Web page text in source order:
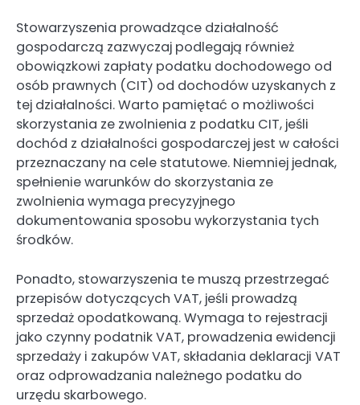
Stowarzyszenia prowadzące działalność
gospodarczą zazwyczaj podlegają również
obowiązkowi zapłaty podatku dochodowego od
osób prawnych (CIT) od dochodów uzyskanych z
tej działalności. Warto pamiętać o możliwości
skorzystania ze zwolnienia z podatku CIT, jeśli
dochód z działalności gospodarczej jest w całości
przeznaczany na cele statutowe. Niemniej jednak,
spełnienie warunków do skorzystania ze
zwolnienia wymaga precyzyjnego
dokumentowania sposobu wykorzystania tych
środków.
Ponadto, stowarzyszenia te muszą przestrzegać
przepisów dotyczących VAT, jeśli prowadzą
sprzedaż opodatkowaną. Wymaga to rejestracji
jako czynny podatnik VAT, prowadzenia ewidencji
sprzedaży i zakupów VAT, składania deklaracji VAT
oraz odprowadzania należnego podatku do
urzędu skarbowego.